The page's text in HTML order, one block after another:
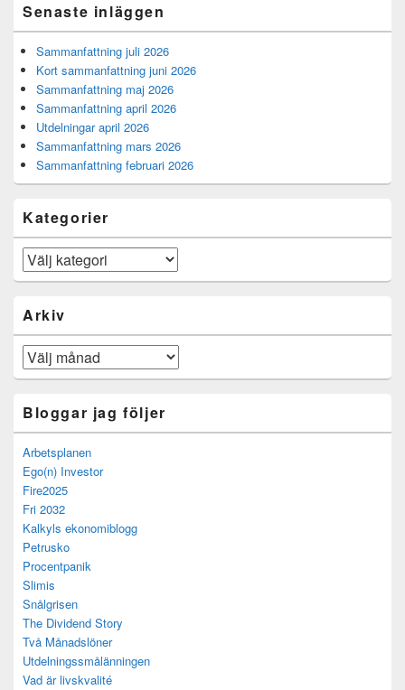
Senaste inläggen
Sammanfattning juli 2026
Kort sammanfattning juni 2026
Sammanfattning maj 2026
Sammanfattning april 2026
Utdelningar april 2026
Sammanfattning mars 2026
Sammanfattning februari 2026
Kategorier
Kategorier
Arkiv
Arkiv
Bloggar jag följer
Arbetsplanen
Ego(n) Investor
Fire2025
Fri 2032
Kalkyls ekonomiblogg
Petrusko
Procentpanik
Slimis
Snålgrisen
The Dividend Story
Två Månadslöner
Utdelningssmålänningen
Vad är livskvalité